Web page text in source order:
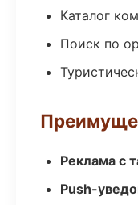
Каталог
Поиск по
Реклама с
Push-